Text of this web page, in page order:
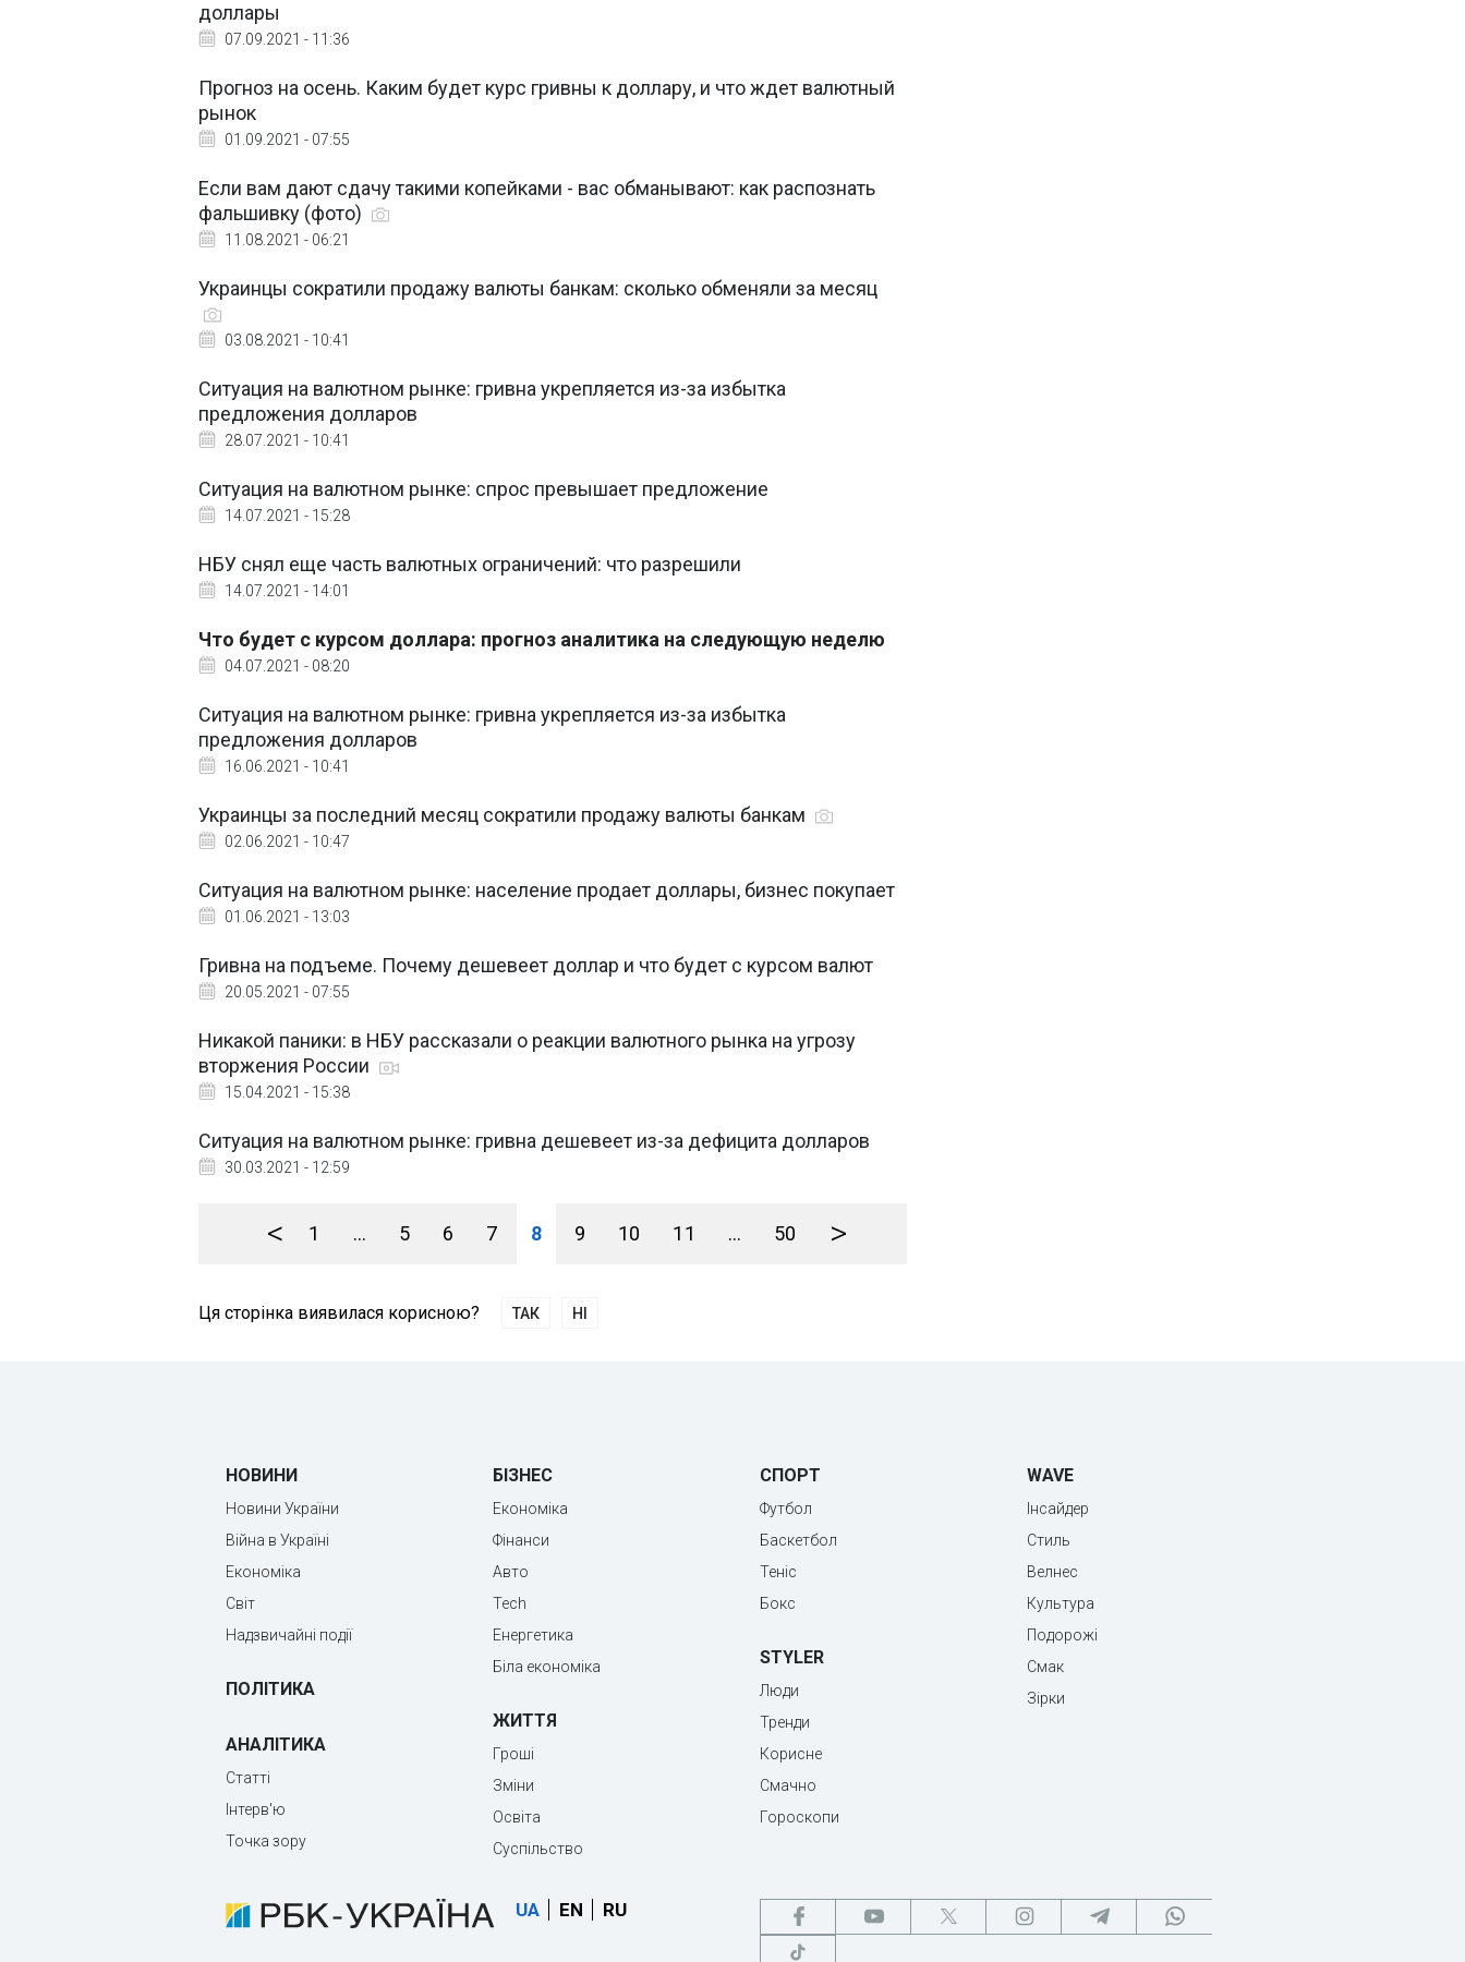
доллары
07.09.2021 - 11:36
Прогноз на осень. Каким будет курс гривны к доллару, и что ждет валютный
рынок
01.09.2021 - 07:55
Если вам дают сдачу такими копейками - вас обманывают: как распознать
фальшивку (фото)
11.08.2021 - 06:21
Украинцы сократили продажу валюты банкам: сколько обменяли за месяц
03.08.2021 - 10:41
Ситуация на валютном рынке: гривна укрепляется из-за избытка
предложения долларов
28.07.2021 - 10:41
Ситуация на валютном рынке: спрос превышает предложение
14.07.2021 - 15:28
НБУ снял еще часть валютных ограничений: что разрешили
14.07.2021 - 14:01
Что будет с курсом доллара: прогноз аналитика на следующую неделю
04.07.2021 - 08:20
Ситуация на валютном рынке: гривна укрепляется из-за избытка
предложения долларов
16.06.2021 - 10:41
Украинцы за последний месяц сократили продажу валюты банкам
02.06.2021 - 10:47
Ситуация на валютном рынке: население продает доллары, бизнес покупает
01.06.2021 - 13:03
Гривна на подъеме. Почему дешевеет доллар и что будет с курсом валют
20.05.2021 - 07:55
Никакой паники: в НБУ рассказали о реакции валютного рынка на угрозу
вторжения России
15.04.2021 - 15:38
Ситуация на валютном рынке: гривна дешевеет из-за дефицита долларов
30.03.2021 - 12:59
< 1 ... 5 6 7 8 9 10 11 ... 50 >
Ця сторінка виявилася корисною? ТАК НІ
НОВИНИ
Новини України
Війна в Україні
Економіка
Світ
Надзвичайні події
ПОЛІТИКА
АНАЛІТИКА
Статті
Інтерв'ю
Точка зору
БІЗНЕС
Економіка
Фінанси
Авто
Tech
Енергетика
Біла економіка
ЖИТТЯ
Гроші
Зміни
Освіта
Суспільство
СПОРТ
Футбол
Баскетбол
Теніс
Бокс
STYLER
Люди
Тренди
Корисне
Смачно
Гороскопи
WAVE
Інсайдер
Стиль
Велнес
Культура
Подорожі
Смак
Зірки
UA EN RU